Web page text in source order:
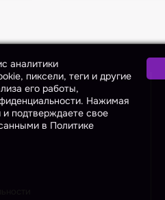
аналитики
пиксели, теги и другие
его работы,
Нажимая
и подтверждаете свое
в Политике